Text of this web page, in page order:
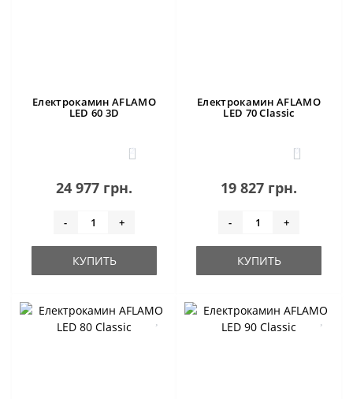
Електрокамин AFLAMO
LED 60 3D
2
24 977 грн.
- +
КУПИТЬ
Електрокамин AFLAMO
LED 70 Classic
0
19 827 грн.
- +
КУПИТЬ